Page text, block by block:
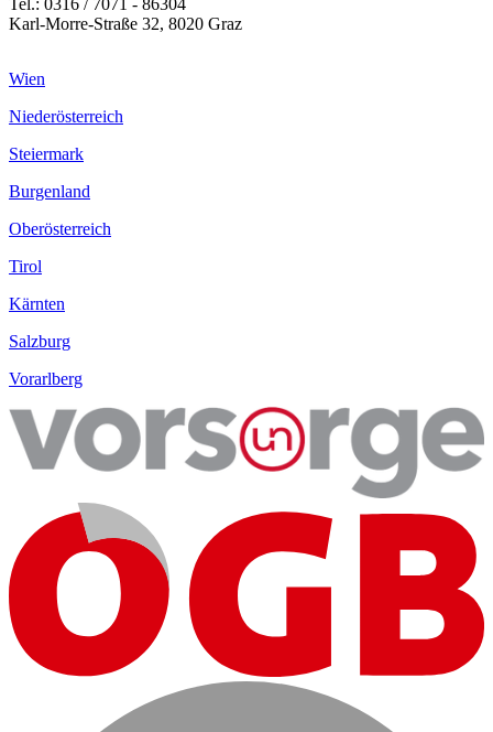
Tel.: 0316 / 7071 - 86304
Karl-Morre-Straße 32, 8020 Graz
Wien
Niederösterreich
Steiermark
Burgenland
Oberösterreich
Tirol
Kärnten
Salzburg
Vorarlberg